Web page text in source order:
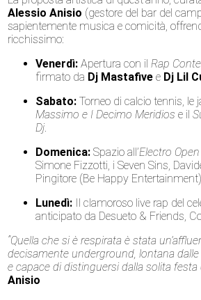
Alessio Anisio (gestore del bar del
sapientemente musica e comicità,
ricchissimo:
Venerdì: Apertura con ilRap
firmato da Dj Mastafive e Dj Lil
Sabato: Torneo di calcio tennis, le
Massimo e I Decimo Meridios e il
Dj.
Domenica: Spazio all’Electro
Simone Fizzotti, i Seven Sins,
Pingitore (Be Happy
Lunedì: Il clamoroso live rap del
anticipato da Desueto & Friends,
“Quella che si è respirata è stata
decisamente underground, lontana
e capace di distinguersi dalla solita festa
Anisio